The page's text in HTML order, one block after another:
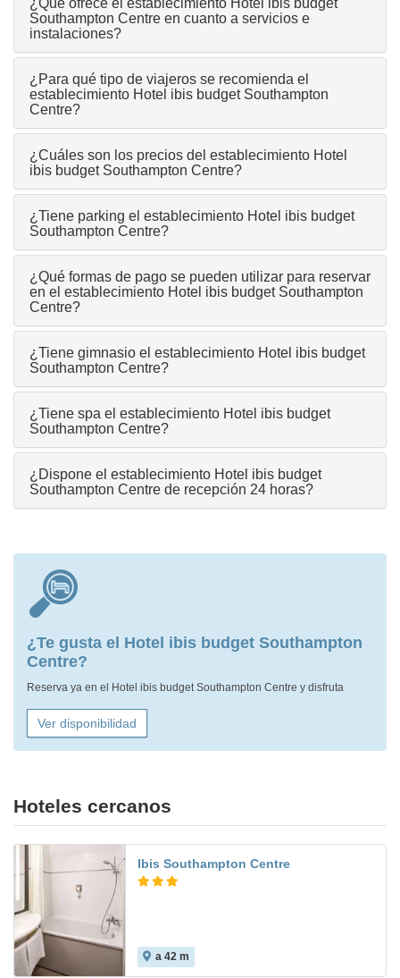
¿Qué ofrece el establecimiento Hotel ibis budget
Southampton Centre en cuanto a servicios e
instalaciones?
¿Para qué tipo de viajeros se recomienda el
establecimiento Hotel ibis budget Southampton
Centre?
¿Cuáles son los precios del establecimiento Hotel
ibis budget Southampton Centre?
¿Tiene parking el establecimiento Hotel ibis budget
Southampton Centre?
¿Qué formas de pago se pueden utilizar para reservar
en el establecimiento Hotel ibis budget Southampton
Centre?
¿Tiene gimnasio el establecimiento Hotel ibis budget
Southampton Centre?
¿Tiene spa el establecimiento Hotel ibis budget
Southampton Centre?
¿Dispone el establecimiento Hotel ibis budget
Southampton Centre de recepción 24 horas?
¿Te gusta el Hotel ibis budget Southampton
Centre?
Reserva ya en el Hotel ibis budget Southampton Centre y disfruta
Ver disponibilidad
Hoteles cercanos
Ibis Southampton Centre
a 42 m